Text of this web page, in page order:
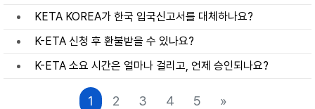
KETA KOREA가 한국 입국신고서를 대체하나요?
K-ETA 신청 후 환불받을 수 있나요?
K-ETA 소요 시간은 얼마나 걸리고, 언제 승인되나요?
1 2 3 4 5 »